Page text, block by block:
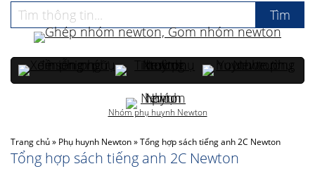
Trang chủ» Phụ huynh Newton»Tổng hợp sách tiếng anh 2C Newton
Tổng hợp sách tiếng anh 2C Newton
Nhóm phụ huynh Newton